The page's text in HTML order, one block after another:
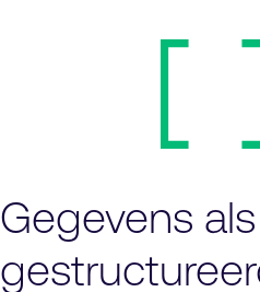
Gegevens als